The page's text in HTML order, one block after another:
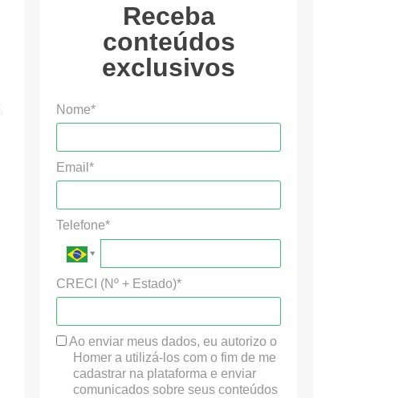
Receba
conteúdos
exclusivos
Nome*
Email*
Telefone*
CRECI (Nº + Estado)*
Ao enviar meus dados, eu autorizo o
Homer a utilizá-los com o fim de me
cadastrar na plataforma e enviar
comunicados sobre seus conteúdos